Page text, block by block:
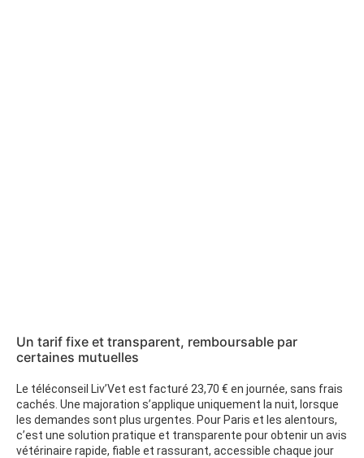
Un tarif fixe et transparent, remboursable par
certaines mutuelles
Le téléconseil Liv’Vet est facturé 23,70 € en journée, sans frais
cachés. Une majoration s’applique uniquement la nuit, lorsque
les demandes sont plus urgentes. Pour Paris et les alentours,
c’est une solution pratique et transparente pour obtenir un avis
vétérinaire rapide, fiable et rassurant, accessible chaque jour